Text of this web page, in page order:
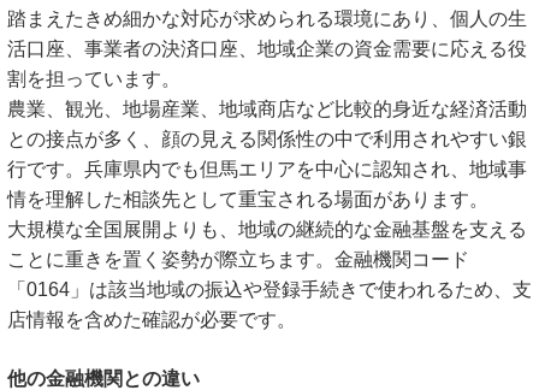
踏まえたきめ細かな対応が求められる環境にあり、個人の生
活口座、事業者の決済口座、地域企業の資金需要に応える役
割を担っています。
農業、観光、地場産業、地域商店など比較的身近な経済活動
との接点が多く、顔の見える関係性の中で利用されやすい銀
行です。兵庫県内でも但馬エリアを中心に認知され、地域事
情を理解した相談先として重宝される場面があります。
大規模な全国展開よりも、地域の継続的な金融基盤を支える
ことに重きを置く姿勢が際立ちます。金融機関コード
「0164」は該当地域の振込や登録手続きで使われるため、支
店情報を含めた確認が必要です。
他の金融機関との違い